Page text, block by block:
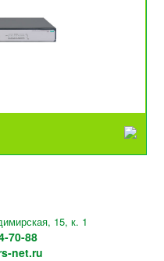
15, к. 1
70-88
net.ru